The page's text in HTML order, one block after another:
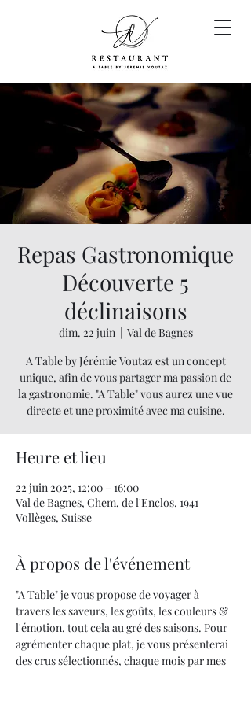
Repas Gastronomique
Découverte 5
déclinaisons
dim. 22 juin
  |
Val de Bagnes
A Table by Jérémie Voutaz est un concept
unique, afin de vous partager ma passion de
la gastronomie. "A Table" vous aurez une vue
directe et une proximité avec ma cuisine.
Heure et lieu
22 juin 2025, 12:00 – 16:00
Val de Bagnes, Chem. de l'Enclos, 1941
Vollèges, Suisse
À propos de l'événement
"A Table" je vous propose de voyager à
travers les saveurs, les goûts, les couleurs &
l'émotion, tout cela au gré des saisons. Pour
agrémenter chaque plat, je vous présenterai
des crus sélectionnés, chaque mois par mes